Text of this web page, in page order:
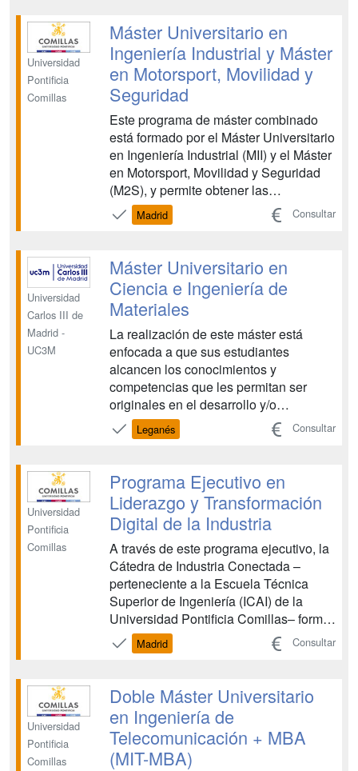
bancarios, aplicaciones biométricas,
desarrollo de i...
Universidad
Pontificia
Comillas
Máster Universitario en
Ingeniería Industrial y Máster
en Motorsport, Movilidad y
Seguridad
Este programa de máster combinado
está formado por el Máster Universitario
en Ingeniería Industrial (MII) y el Máster
en Motorsport, Movilidad y Seguridad
(M2S), y permite obtener las
capacidades generalistas del Ingeniero
Industrial, a la vez que se adquiere una
seguridad en automoción, así como en
nuevos si...
Madrid Consultar
Universidad
Carlos III de
Madrid -
UC3M
Máster Universitario en
Ciencia e Ingeniería de
Materiales
La realización de este máster está
enfocada a que sus estudiantes
alcancen los conocimientos y
competencias que les permitan ser
originales en el desarrollo y/o
aplicación de ideas para la resolución
de problemas relacionados con el
comportamiento en servicio de los
materiales. Su objetivo principal es
capacitar...
Leganés Consultar
Universidad
Pontificia
Comillas
Programa Ejecutivo en
Liderazgo y Transformación
Digital de la Industria
A través de este programa ejecutivo, la
Cátedra de Industria Conectada –
perteneciente a la Escuela Técnica
Superior de Ingeniería (ICAI) de la
Universidad Pontificia Comillas– forma
a los líderes y profesionales en las más
vanguardistas aptitudes de liderazgo y
transformación digital no es una
tendencia, es visión, es est...
Madrid Consultar
Universidad
Pontificia
Comillas
Doble Máster Universitario
en Ingeniería de
Telecomunicación + MBA
(MIT-MBA)